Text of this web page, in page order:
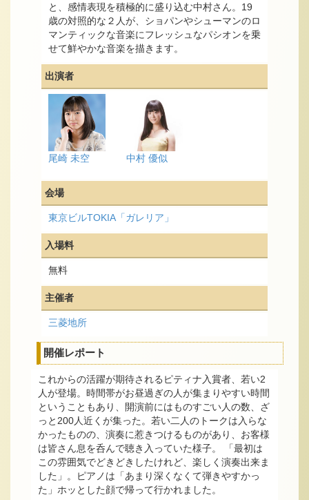
と、感情表現を積極的に盛り込む中村さん。19
歳の対照的な２人が、ショパンやシューマンのロ
マンティックな音楽にフレッシュなパシオンを乗
せて鮮やかな音楽を描きます。
出演者
尾崎 未空 中村 優似
会場
東京ビルTOKIA「ガレリア」
入場料
無料
主催者
三菱地所
開催レポート
これからの活躍が期待されるピティナ入賞者、若い2
人が登場。時間帯がお昼過ぎの人が集まりやすい時間
ということもあり、開演前にはものすごい人の数、ざ
っと200人近くが集った。若い二人のトークは入らな
かったものの、演奏に惹きつけるものがあり、お客様
は皆さん息を呑んで聴き入っていた様子。 「最初は
この雰囲気でどきどきしたけれど、楽しく演奏出来ま
した」。ピアノは「あまり深くなくて弾きやすかっ
た」ホッとした顔で帰って行かれました。